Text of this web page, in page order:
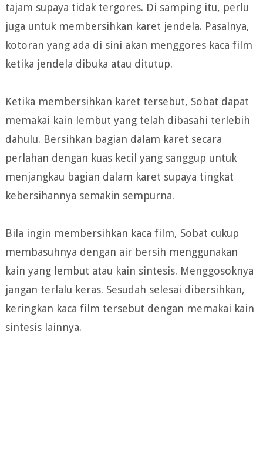
tajam supaya tidak tergores. Di samping itu, perlu
juga untuk membersihkan karet jendela. Pasalnya,
kotoran yang ada di sini akan menggores kaca film
ketika jendela dibuka atau ditutup.
Ketika membersihkan karet tersebut, Sobat dapat
memakai kain lembut yang telah dibasahi terlebih
dahulu. Bersihkan bagian dalam karet secara
perlahan dengan kuas kecil yang sanggup untuk
menjangkau bagian dalam karet supaya tingkat
kebersihannya semakin sempurna.
Bila ingin membersihkan kaca film, Sobat cukup
membasuhnya dengan air bersih menggunakan
kain yang lembut atau kain sintesis. Menggosoknya
jangan terlalu keras. Sesudah selesai dibersihkan,
keringkan kaca film tersebut dengan memakai kain
sintesis lainnya.